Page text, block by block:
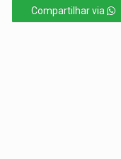
Compartilhar via